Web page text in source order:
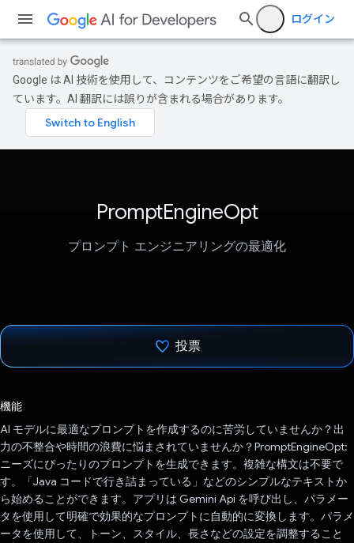
ログイン
Google は AI 技術を使用して、コンテンツをご希望の言語に翻訳し
ています。AI 翻訳には誤りが含まれる場合があります。
PromptEngineOpt
プロンプト エンジニアリングの最適化
投票
機能
AI モデルに最適なプロンプトを作成するのに苦労していませんか？出
力の不整合や時間の浪費に悩まされていませんか？PromptEngineOpt:
ニーズにぴったりのプロンプトを生成できます。複雑な構文は不要で
す。「Java コードで行き詰まっている」などのシンプルなテキストか
ら始めることができます。アプリは Gemini Api を呼び出し、パラメー
タを使用して明確で効果的なプロンプトに自動的に変換します。パラメ
ータを使用して、トーン、スタイル、長さなどの設定を調整すること